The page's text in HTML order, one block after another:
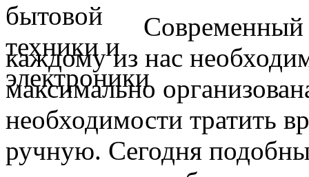
Современный
каждому из нас
максимально
необходимости тратить
ручную. Сегодня